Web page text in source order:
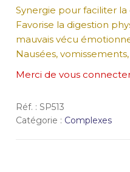
Synergie pour faciliter la
Favorise la digestion
mauvais vécu
Nausées,
Merci de vous
Réf. : SP513
Catégorie : Complexes